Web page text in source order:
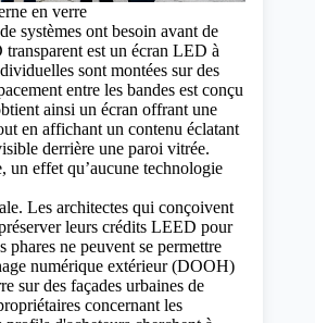
en verre
systèmes ont besoin avant de
est un écran LED à
sont montées sur des
entre les bandes est conçu
ainsi un écran offrant une
en affichant un contenu éclatant
derrière une paroi vitrée.
un effet qu’aucune technologie
Les architectes qui conçoivent
leurs crédits LEED pour
phares ne peuvent se permettre
numérique extérieur (DOOH)
sur des façades urbaines de
concernant les